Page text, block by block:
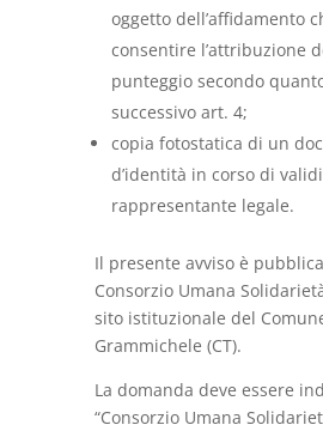
oggetto dell’affidamento
consentire l’attribuzione
punteggio secondo
successivo art. 4;
copia fotostatica di un
d’identità in corso di
rappresentante legale.
Il presente avviso è
Consorzio Umana
sito istituzionale del
Grammichele (CT).
La domanda deve essere
“Consorzio Umana